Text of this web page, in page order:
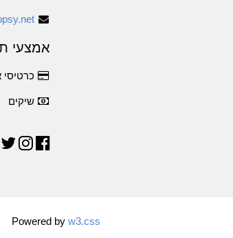
אמצעי
כרטיסי
שיקים
Powered by w3.css